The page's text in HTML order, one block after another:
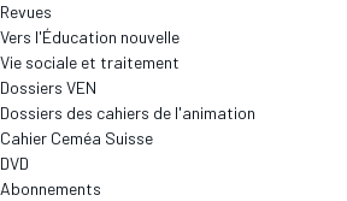
Revues
Vers l'Éducation nouvelle
Vie sociale et traitement
Dossiers VEN
Dossiers des cahiers de l'animation
Cahier Ceméa Suisse
DVD
Abonnements
Page
4 AFFICHES ET CARTES POSTALES